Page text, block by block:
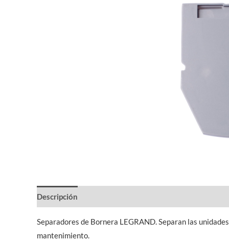
Descripción
Separadores de Bornera LEGRAND. Separan las
mantenimiento.